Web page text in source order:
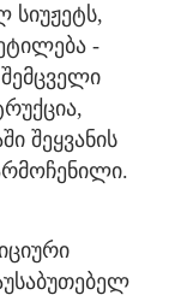
სიუჟეტს,
-
შეყვანის